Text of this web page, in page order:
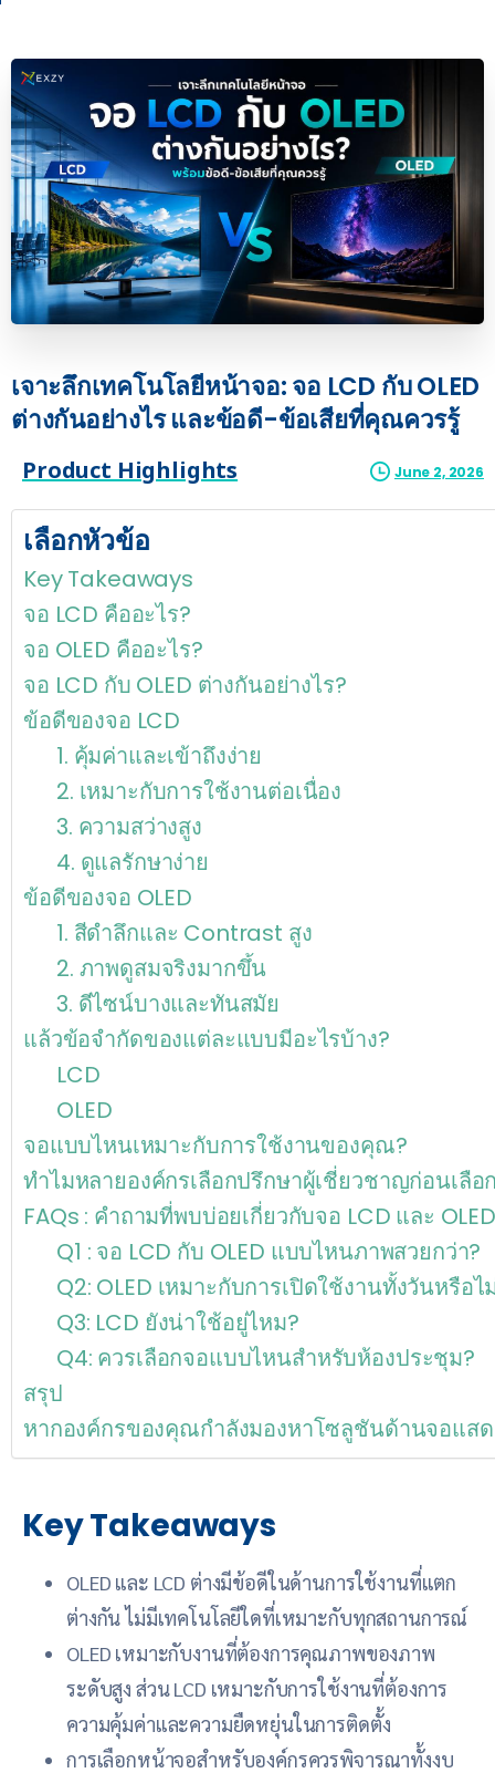
เจาะลึกเทคโนโลยีหน้าจอ:จอ LCD กับOLED
ต่างกันอย่างไร และข้อดี-ข้อเสียที่คุณควรรู้
Product Highlights June 2, 2026
เลือกหัวข้อ
Key Takeaways
จอ LCD คืออะไร?
จอ OLED คืออะไร?
จอ LCD กับ OLED ต่างกันอย่างไร?
ข้อดีของจอ LCD
1. คุ้มค่าและเข้าถึงง่าย
2. เหมาะกับการใช้งานต่อเนื่อง
3. ความสว่างสูง
4. ดูแลรักษาง่าย
ข้อดีของจอ OLED
1. สีดำลึกและ Contrast สูง
2. ภาพดูสมจริงมากขึ้น
3. ดีไซน์บางและทันสมัย
แล้วข้อจำกัดของแต่ละแบบมีอะไรบ้าง?
LCD
OLED
จอแบบไหนเหมาะกับการใช้งานของคุณ?
ทำไมหลายองค์กรเลือกปรึกษาผู้เชี่ยวชาญก่อนเลือ
FAQs : คำถามที่พบบ่อยเกี่ยวกับจอ LCD และ OLED
Q1 : จอ LCD กับ OLED แบบไหนภาพสวยกว่า?
Q2: OLED เหมาะกับการเปิดใช้งานทั้งวันหรือไ
Q3: LCD ยังน่าใช้อยู่ไหม?
Q4: ควรเลือกจอแบบไหนสำหรับห้องประชุม?
สรุป
หากองค์กรของคุณกำลังมองหาโซลูชันด้านจอแส
Key Takeaways
OLED และ LCD ต่างมีข้อดีในด้านการใช้งานที่แตก
ต่างกัน ไม่มีเทคโนโลยีใดที่เหมาะกับทุกสถานการณ์
OLED เหมาะกับงานที่ต้องการคุณภาพของภาพ
ระดับสูง ส่วน LCD เหมาะกับการใช้งานที่ต้องการ
ความคุ้มค่าและความยืดหยุ่นในการติดตั้ง
การเลือกหน้าจอสำหรับองค์กรควรพิจารณาทั้งงบ